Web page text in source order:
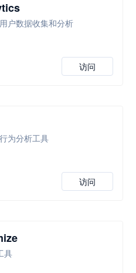
户数据收集和分析
访问
为分析工具
访问
具